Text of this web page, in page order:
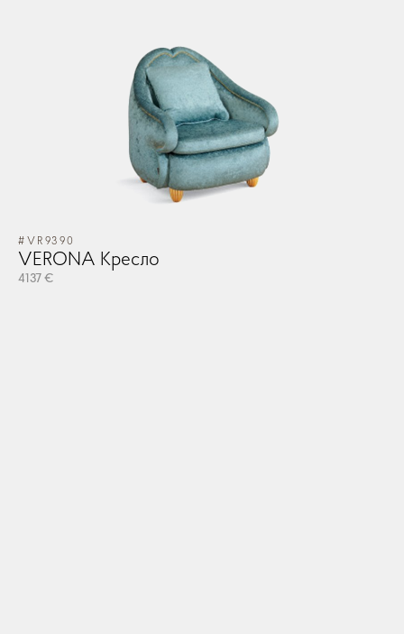
#VR9390
VERONA Кресло
4137 €